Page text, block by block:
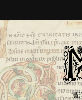
澁